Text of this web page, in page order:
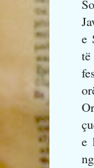
e
e